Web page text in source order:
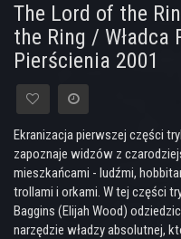
The Lord of the
the Ring / Władca
Pierścienia 2001
Ekranizacja pierwszej części
zapoznaje widzów z
mieszkańcami - ludźmi,
trollami i orkami. W tej części
Baggins (Elijah Wood)
narzędzie władzy absolutnej,